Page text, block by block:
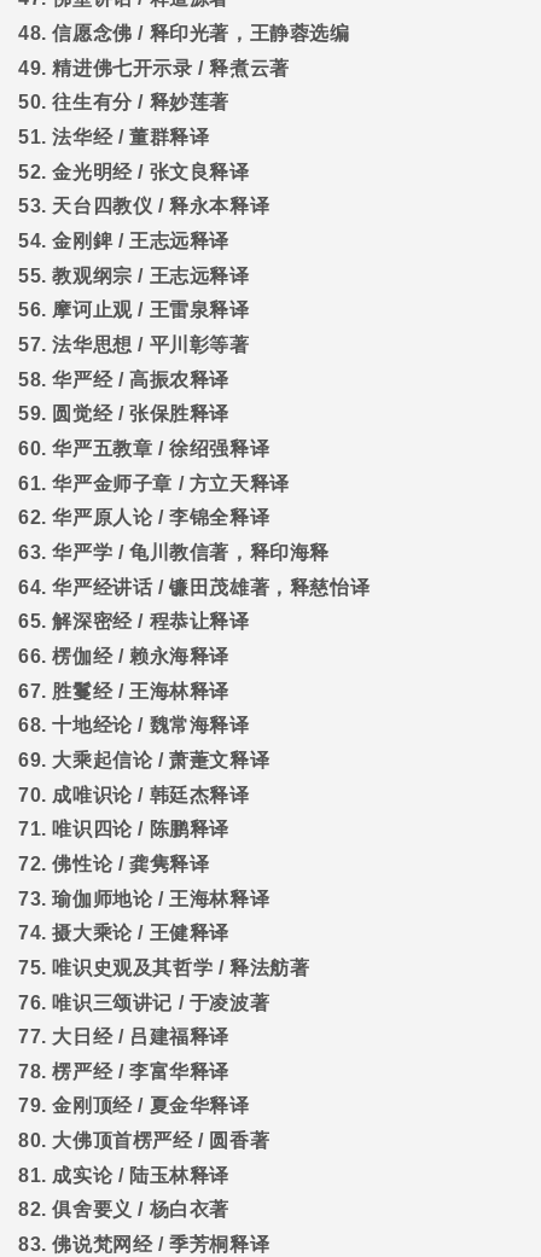
48.信愿念佛 / 释印光著，王静蓉选编
49.精进佛七开示录 /释煮云著
50.往生有分 / 释妙莲著
51.法华经/董群释译
52.金光明经/ 张文良释译
53. 天台四教仪 /释永本释译
54.金刚錍 / 王志远释译
55.教观纲宗 / 王志远释译
56. 摩诃止观/ 王雷泉释译
57.法华思想 / 平川彰等著
58.华严经/高振农释译
59. 圆觉经/张保胜释译
60.华严五教章 /徐绍强释译
61.华严金师子章 / 方立天释译
62.华严原人论/李锦全释译
63.华严学 /龟川教信著，释印海释
64.华严经讲话 /镰田茂雄著，释慈怡译
65.解深密经/ 程恭让释译
66.楞伽经/ 赖永海释译
67. 胜鬘经/ 王海林释译
68.十地经论/ 魏常海释译
69. 大乘起信论/萧萐文释译
70. 成唯识论/ 韩廷杰释译
71. 唯识四论/ 陈鹏释译
72.佛性论/龚隽释译
73.瑜伽师地论/ 王海林释译
74.摄大乘论/ 王健释译
75. 唯识史观及其哲学 /释法舫著
76. 唯识三颂讲记 / 于凌波著
77. 大日经/ 吕建福释译
78.楞严经/李富华释译
79.金刚顶经/ 夏金华释译
80. 大佛顶首楞严经/ 圆香著
81. 成实论/ 陆玉林释译
82.俱舍要义 / 杨白衣著
83.佛说梵网经/季芳桐释译